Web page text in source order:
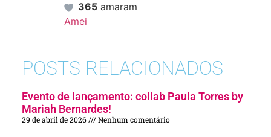
365 amaram
Amei
POSTS RELACIONADOS
Evento de lançamento: collab Paula Torres by
Mariah Bernardes!
29 de abril de 2026 Nenhum comentário